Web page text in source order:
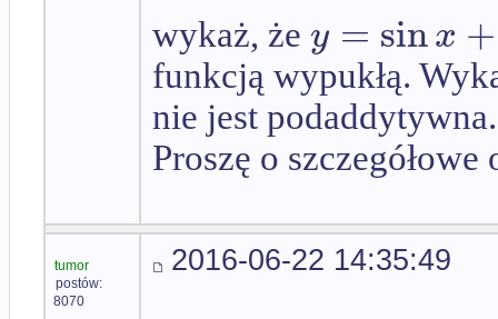
wykaż, że y = sinx +
funkcją wypukłą.
nie jest podaddytywna.
Proszę o
tumor
postów:
8070
2016-06-22 14:35:49